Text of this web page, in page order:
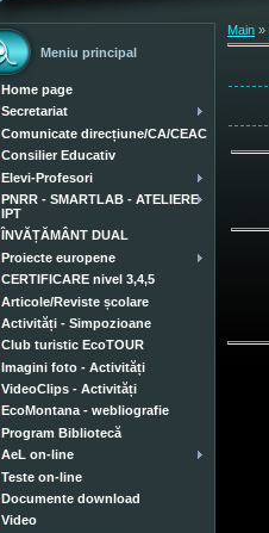
Meniu principal
Home page
Secretariat
Comunicate direcțiune/CA/CEAC
Consilier Educativ
Elevi-Profesori
PNRR - SMARTLAB - ATELIERE
IPT
ÎNVĂȚĂMÂNT DUAL
Proiecte europene
CERTIFICARE nivel 3,4,5
Articole/Reviste școlare
Activități - Simpozioane
Club turistic EcoTOUR
Imagini foto - Activități
VideoClips - Activități
EcoMontana - webliografie
Program Bibliotecă
AeL on-line
Teste on-line
Documente download
Video
Main »